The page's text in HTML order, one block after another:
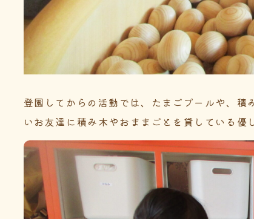
登園してからの活動では、たまごプールや、
いお友達に積み木やおままごとを貸している優